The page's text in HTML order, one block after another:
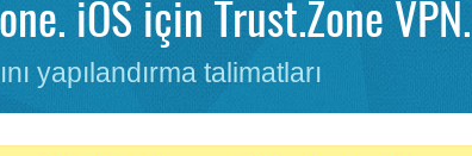
iOS için Trust.Zone
yapılandırma talimatları